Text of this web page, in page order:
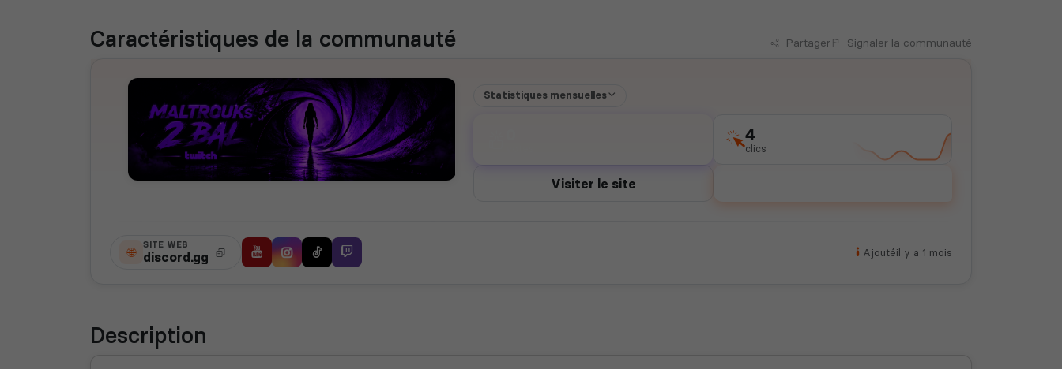
Caractéristiques de la communauté Partager Signaler la communauté
Statistiques mensuelles
4
clics
Visiter le site
SITE WEB
discord.gg Ajoutéil y a 1 mois
Description